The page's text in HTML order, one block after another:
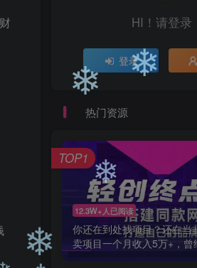
HI！请登录
登录
热门资源
12.3W+人已阅读
你还在到处找项目？还在当
卖项目一个月收入5万+，曾
TOP1
❄
❄
❄